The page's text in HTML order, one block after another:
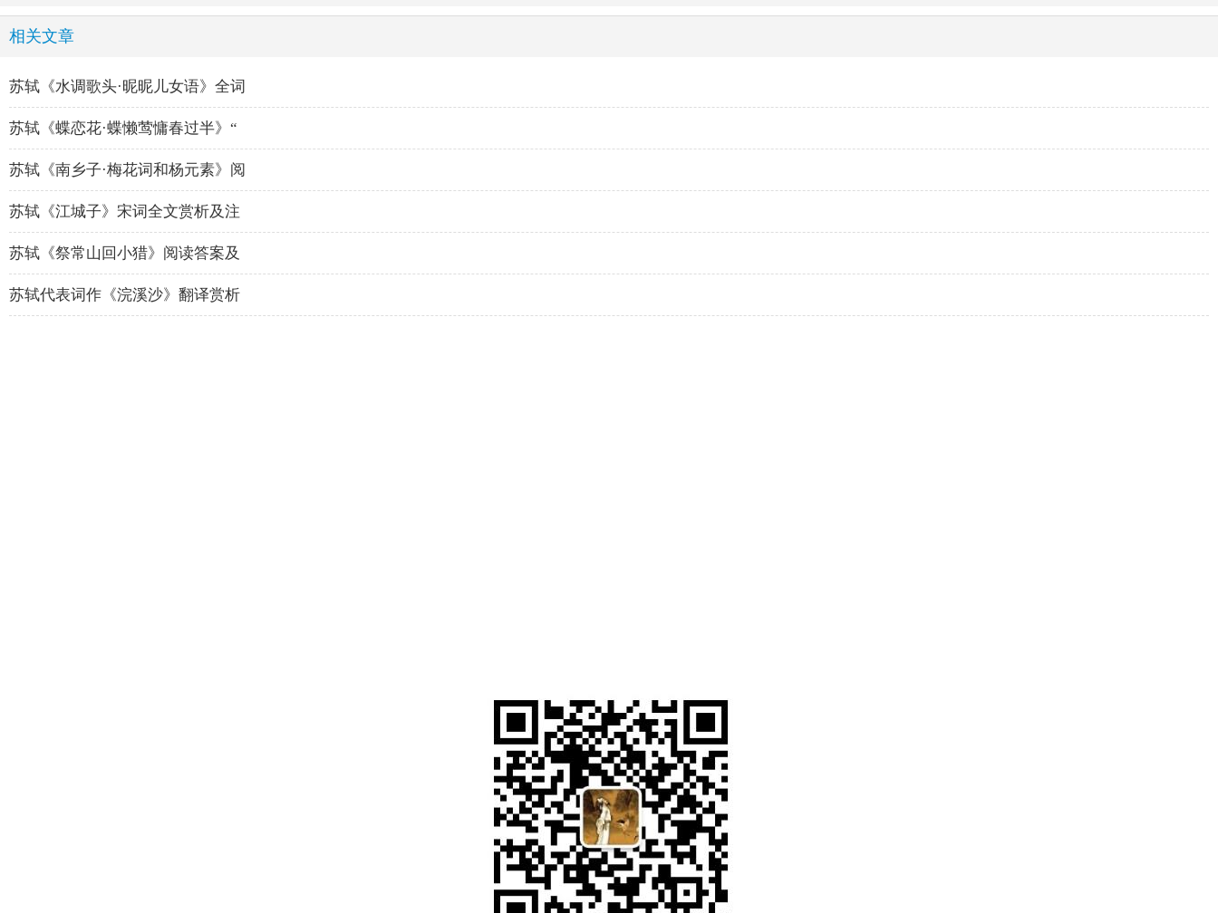
相关文章
苏轼《水调歌头·昵昵儿女语》全词
苏轼《蝶恋花·蝶懒莺慵春过半》“
苏轼《南乡子·梅花词和杨元素》阅
苏轼《江城子》宋词全文赏析及注
苏轼《祭常山回小猎》阅读答案及
苏轼代表词作《浣溪沙》翻译赏析